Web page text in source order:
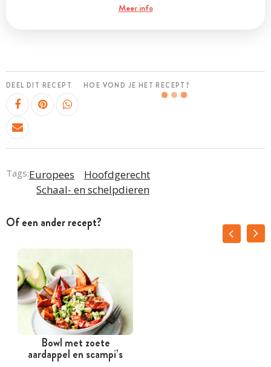
Meer info
DEEL DIT RECEPT HOE VOND JE HET RECEPT?
Tags:Europees
Hoofdgerecht
Schaal- en schelpdieren
Of een ander recept?
Bowl met zoete
aardappel en scampi’s